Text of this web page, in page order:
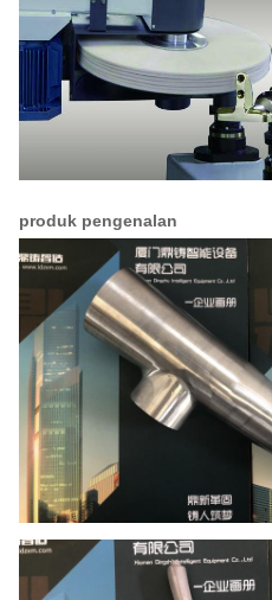
produk pengenalan